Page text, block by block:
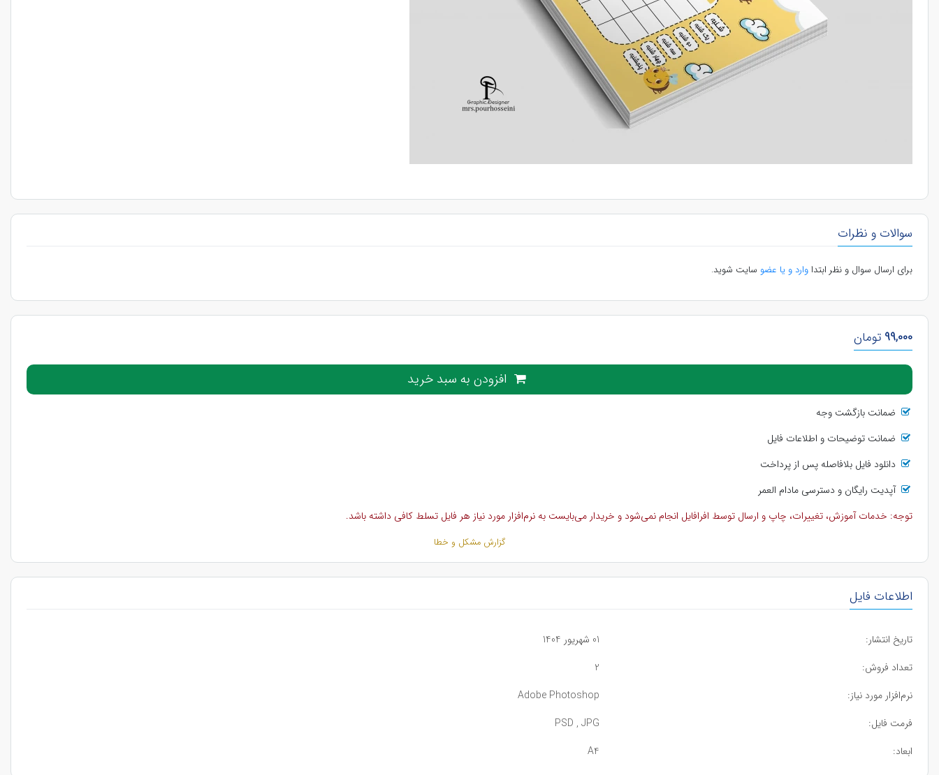
سوالات و نظرات
برای ارسال سوال و نظر ابتداوارد و یا عضو سایت شوید.
99,000 تومان
افزودن به سبد خرید
ضمانت بازگشت وجه
ضمانت توضیحات و اطلاعات فایل
دانلود فایل بلافاصله پس از پرداخت
آپدیت رایگان و دسترسی مادام العمر
توجه: خدمات آموزش، تغییرات، چاپ و ارسال توسط افرافایل انجام نمی‌شود و خریدار می‌بایست به نرم‌افزار مورد نیاز هر فایل تسلط کافی داشته باشد.
گزارش مشکل و خطا
اطلاعات فایل
تاریخ انتشار:
01 شهریور 1404
تعداد فروش:
2
نرم‌افزار مورد نیاز:
Adobe Photoshop
فرمت فایل:
PSD , JPG
ابعاد:
A4